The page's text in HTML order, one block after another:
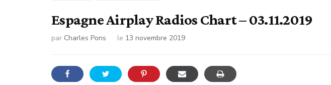
Espagne Airplay Radios Chart – 03.11.2019
par Charles Pons le 13 novembre 2019